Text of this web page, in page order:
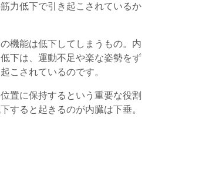
力低下で引き起こされているか
機能は低下してしまうもの。内
下は、運動不足や楽な姿勢をず
こされているのです。
置に保持するという重要な役割
すると起きるのが内臓は下垂。